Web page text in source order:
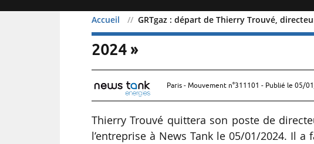
Accueil GRTgaz : départ de Thierry Trouvé,
GRTgaz : départ de Thierry
2024 »
Paris - Mouvement n°311101 - Publié le 05/
Thierry Trouvé quittera son poste de
l’entreprise à News Tank le 05/01/2024. Il